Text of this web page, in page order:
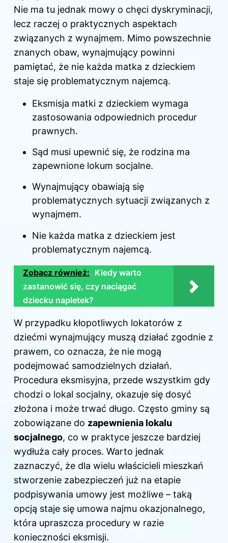
Nie ma tu jednak mowy o chęci dyskryminacji,
lecz raczej o praktycznych aspektach
związanych z wynajmem. Mimo powszechnie
znanych obaw, wynajmujący powinni
pamiętać, że nie każda matka z dzieckiem
staje się problematycznym najemcą.
Eksmisja matki z dzieckiem wymaga
zastosowania odpowiednich procedur
prawnych.
Sąd musi upewnić się, że rodzina ma
zapewnione lokum socjalne.
Wynajmujący obawiają się
problematycznych sytuacji związanych z
wynajmem.
Nie każda matka z dzieckiem jest
problematycznym najemcą.
Zobacz również: Kiedy warto
zastanowić się, czy naciągać
dziecku napletek?
W przypadku kłopotliwych lokatorów z
dziećmi wynajmujący muszą działać zgodnie z
prawem, co oznacza, że nie mogą
podejmować samodzielnych działań.
Procedura eksmisyjna, przede wszystkim gdy
chodzi o lokal socjalny, okazuje się dosyć
złożona i może trwać długo. Często gminy są
zobowiązane do zapewnienia lokalu
socjalnego, co w praktyce jeszcze bardziej
wydłuża cały proces. Warto jednak
zaznaczyć, że dla wielu właścicieli mieszkań
stworzenie zabezpieczeń już na etapie
podpisywania umowy jest możliwe – taką
opcją staje się umowa najmu okazjonalnego,
która upraszcza procedury w razie
konieczności eksmisji.